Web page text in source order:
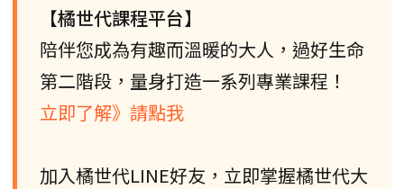
【橘世代課程平台】
陪伴您成為有趣而溫暖的大人，過好生命
第二階段，量身打造一系列專業課程！
立即了解》請點我
加入橘世代LINE好友，立即掌握橘世代大